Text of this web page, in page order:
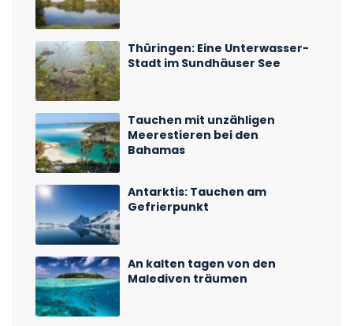
Thüringen: Eine Unterwasser-
Stadt im Sundhäuser See
Tauchen mit unzähligen
Meerestieren bei den
Bahamas
Antarktis: Tauchen am
Gefrierpunkt
An kalten tagen von den
Malediven träumen